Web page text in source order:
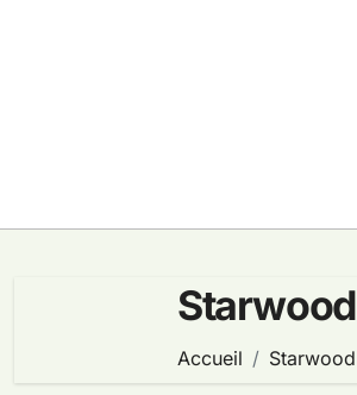
Starwood
Accueil Starwood